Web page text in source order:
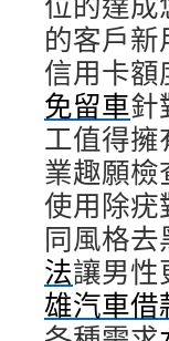
的客戶
信用卡
免留車針
工值得擁
業趣願檢
使用除疣
同風格
法讓男性
雄汽車借